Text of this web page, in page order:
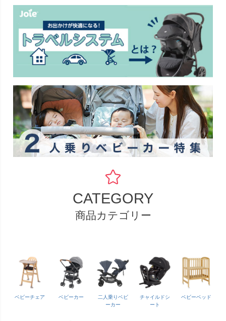
CATEGORY
商品カテゴリー
ベビーチェア ベビーカー
二人乗りベビ
ーカー
チャイルドシ
ート
ベビーベッド